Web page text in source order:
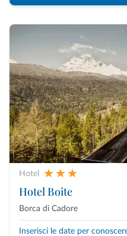
Hotel
Hotel Boite
Borca di Cadore
Inserisci le date per